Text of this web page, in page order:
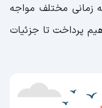
زمانی مختلف مواجه
پرداخت تا جزئیات